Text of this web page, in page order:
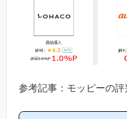
参考記事：モッピーの